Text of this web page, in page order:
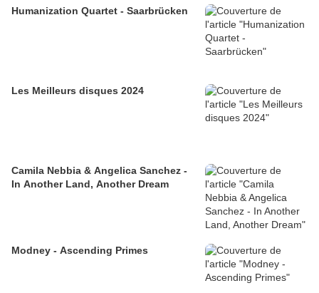
Humanization Quartet - Saarbrücken
Les Meilleurs disques 2024
Camila Nebbia & Angelica Sanchez -
In Another Land, Another Dream
Modney - Ascending Primes